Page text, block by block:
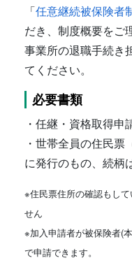
「任意継続被保険者
だき、制度概要をご
事業所の退職手続き
てください。
必要書類
・任継・資格取得申
・世帯全員の住民
に発行のもの、続柄
※住民票住所の確認もし
せん
※加入申請者が被保険者(
で申請できます。